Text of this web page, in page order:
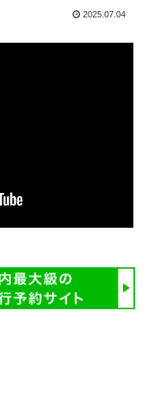
2025.07.04